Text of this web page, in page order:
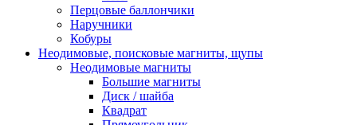
Перцовые баллончики
Наручники
Кобуры
Неодимовые, поисковые магниты, щупы
Неодимовые магниты
Большие магниты
Диск / шайба
Квадрат